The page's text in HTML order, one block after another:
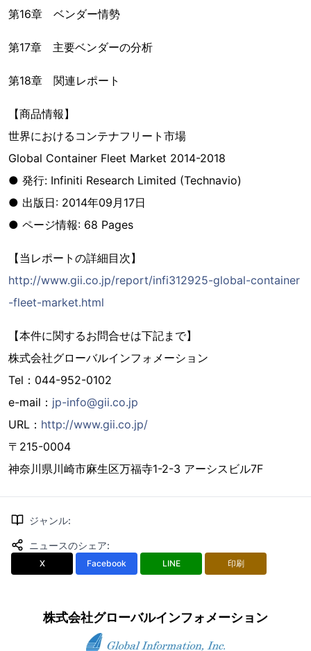
第16章 ベンダー情勢
第17章 主要ベンダーの分析
第18章 関連レポート
【商品情報】
世界におけるコンテナフリート市場
Global Container Fleet Market 2014-2018
● 発行: Infiniti Research Limited (Technavio)
● 出版日: 2014年09月17日
● ページ情報: 68 Pages
【当レポートの詳細目次】
http://www.gii.co.jp/report/infi312925-global-container
-fleet-market.html
【本件に関するお問合せは下記まで】
株式会社グローバルインフォメーション
Tel：044-952-0102
e-mail： jp-info@gii.co.jp
URL： http://www.gii.co.jp/
〒215-0004
神奈川県川崎市麻生区万福寺1-2-3 アーシスビル7F
ジャンル:
ニュースのシェア:
X Facebook LINE 印刷
株式会社グローバルインフォメーション